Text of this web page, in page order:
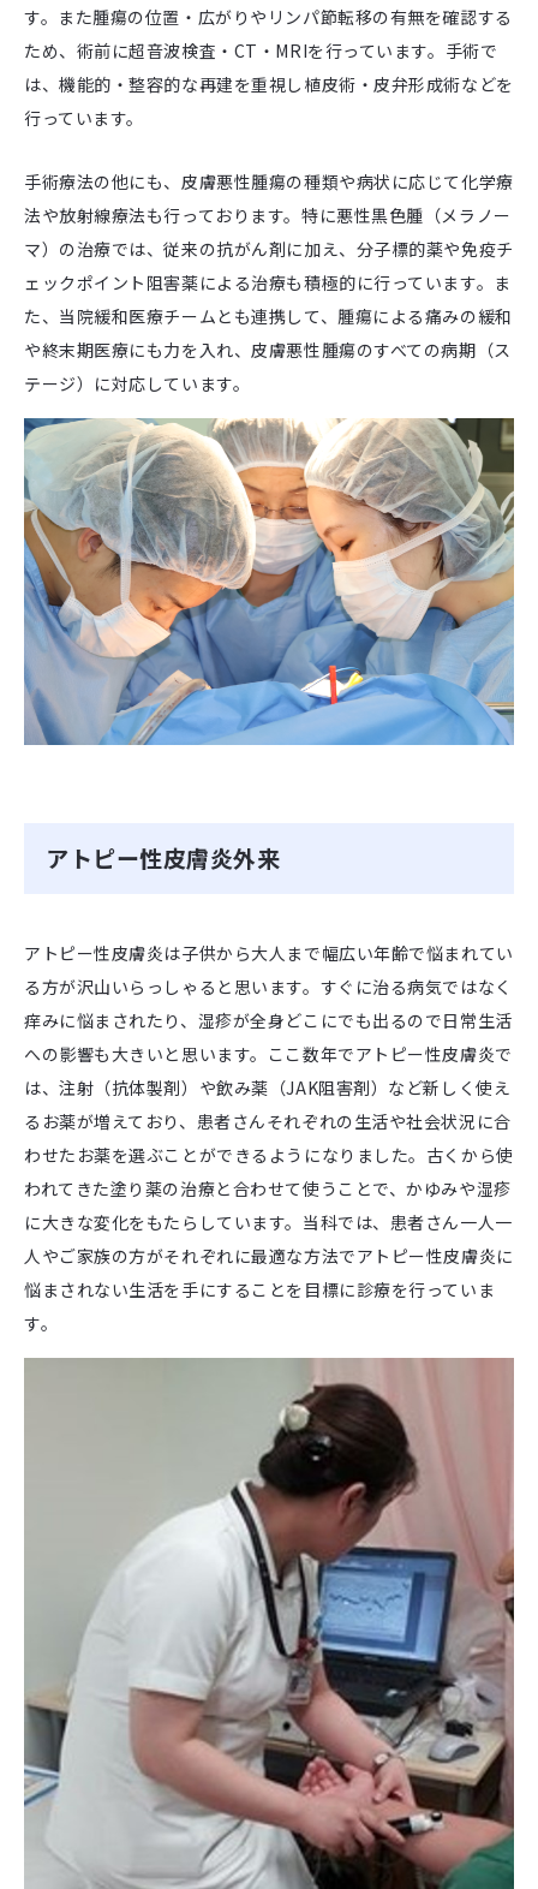
す。また腫瘍の位置・広がりやリンパ節転移の有無を確認する
ため、術前に超音波検査・CT・MRIを行っています。手術で
は、機能的・整容的な再建を重視し植皮術・皮弁形成術などを
行っています。
手術療法の他にも、皮膚悪性腫瘍の種類や病状に応じて化学療
法や放射線療法も行っております。特に悪性黒色腫（メラノー
マ）の治療では、従来の抗がん剤に加え、分子標的薬や免疫チ
ェックポイント阻害薬による治療も積極的に行っています。ま
た、当院緩和医療チームとも連携して、腫瘍による痛みの緩和
や終末期医療にも力を入れ、皮膚悪性腫瘍のすべての病期（ス
テージ）に対応しています。
アトピー性皮膚炎外来
アトピー性皮膚炎は子供から大人まで幅広い年齢で悩まれてい
る方が沢山いらっしゃると思います。すぐに治る病気ではなく
痒みに悩まされたり、湿疹が全身どこにでも出るので日常生活
への影響も大きいと思います。ここ数年でアトピー性皮膚炎で
は、注射（抗体製剤）や飲み薬（JAK阻害剤）など新しく使え
るお薬が増えており、患者さんそれぞれの生活や社会状況に合
わせたお薬を選ぶことができるようになりました。古くから使
われてきた塗り薬の治療と合わせて使うことで、かゆみや湿疹
に大きな変化をもたらしています。当科では、患者さん一人一
人やご家族の方がそれぞれに最適な方法でアトピー性皮膚炎に
悩まされない生活を手にすることを目標に診療を行っていま
す。